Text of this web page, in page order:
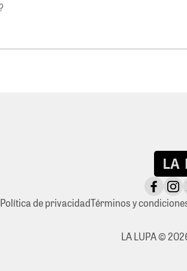
Política de privacidadTérminos y
LA LUPA ©